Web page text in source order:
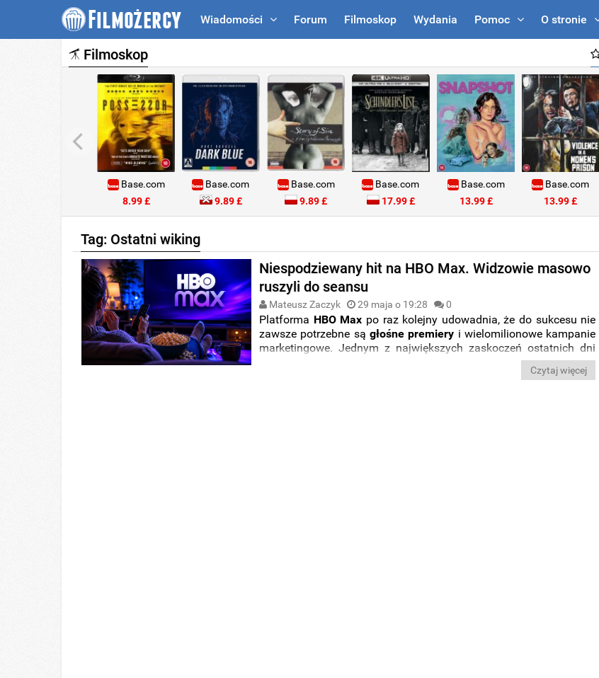
Wiadomości Forum Filmoskop Wydania Pomoc O stronie
Filmoskop
Base.com
8.99 £
Base.com
9.89 £
Base.com
9.89 £
Base.com
17.99 £
Base.com
13.99 £
Base.com
13.99 £
Tag: Ostatni wiking
Niespodziewany hit na HBO Max. Widzowie masowo
ruszyli do seansu
Mateusz Zaczyk 29 maja o 19:28 0
Platforma HBO Max po raz kolejny udowadnia, że do sukcesu nie
zawsze potrzebne są głośne premiery i wielomilionowe kampanie
marketingowe. Jednym z największych zaskoczeń ostatnich dni
”, który niedawno trafił do oferty
serwisu. Produkcja błyskawicznie przyciągnęła uwagę widzów i w
Czytaj więcej